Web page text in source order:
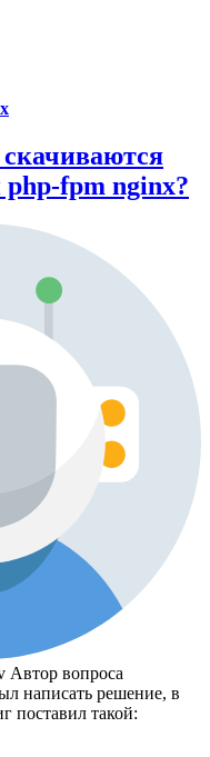
php-fpm nginx?
Автор вопроса
написать решение, в
поставил такой: